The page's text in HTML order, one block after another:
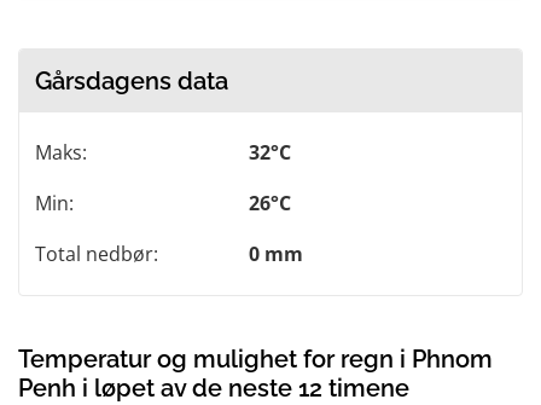
Gårsdagens data
Maks:
32°C
Min:
26°C
Total nedbør:
0 mm
Temperatur og mulighet for regn i Phnom
Penh i løpet av de neste 12 timene